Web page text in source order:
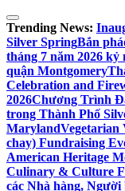
Skip
to
content
Trending News:
Silver SpringBắn
tháng 7 năm 2026
quận Montgomery
Celebration and
2026Chương Trình
trong Thành Phố
MarylandVegetarian
chay) Fundraising
American Heritage
Culinary & Culture
các Nhà hàng,